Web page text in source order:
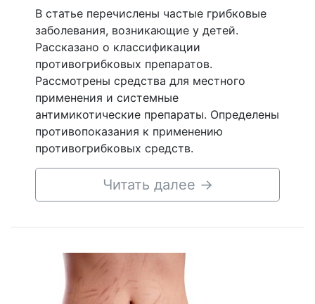
В статье перечислены частые грибковые
заболевания, возникающие у детей.
Рассказано о классификации
противогрибковых препаратов.
Рассмотрены средства для местного
применения и системные
антимикотические препараты. Определены
противопоказания к применению
противогрибковых средств.
Читать далее →